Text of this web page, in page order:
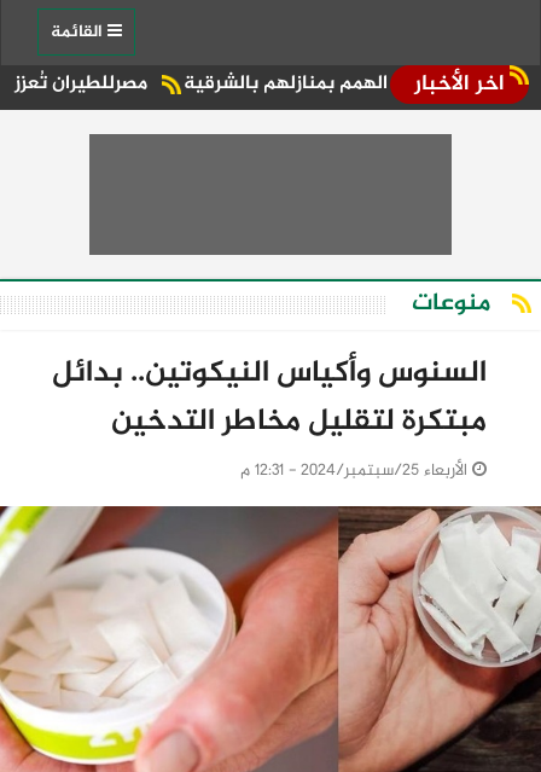
اخر الأخبار مصرللطيران تُعزز الحركة الهمم بمنازلهم بالشرقية
منوعات
السنوس وأكياس النيكوتين.. بدائل
مبتكرة لتقليل مخاطر التدخين
الأربعاء 25/سبتمبر/2024 - 12:31 م